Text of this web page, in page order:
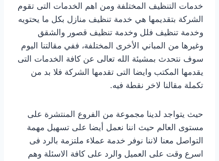
خدمات التنظيف المختلفة ومن اهم الخدمات التى تقوم
الشركة بتقديمها هي خدمة تنظيف منازل بكل ما يحتويه
وخدمة تنظيف فلل وخدمة تنظيف قصور والشقق
وغيرها من المباني الأخرى المختلفة، ففي مقالتنا اليوم
سوف نتحدث بمشيئة الله تعالى عن كافة الخدمات التى
يقدمها المكتب وايضا التى تقدمها الشركة فلا بد من
تكملة مقالنا لاخر نقطة فيه.
حيث يتواجد لدينا مجموعة من الفروع المنتشرة على
مستوى العالم حيث اننا نعمل أيضا على تسهيل مهمة
التواصل معنا لاننا نوفر خدمة عملاء ملتزمة بالرد فى
اسرع وقت على العميل والرد على كافة الاسئلة وهم